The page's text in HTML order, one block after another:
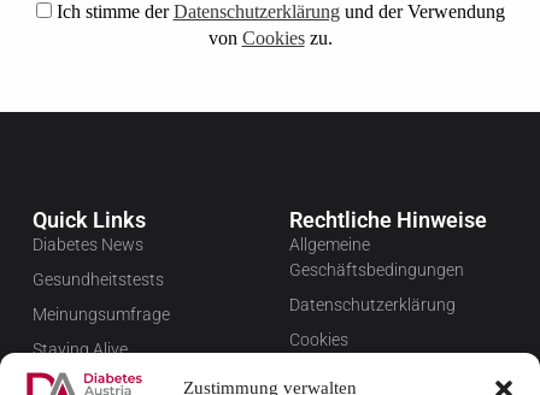
Zustimmung verwalten
Ich stimme derDatenschutzerklärungund der Verwendung
von Cookieszu.
Quick Links
Diabetes News
Gesundheitstests
Meinungsumfrage
Staying Alive
Favoriten
Rechtliche Hinweise
Allgemeine
Geschäftsbedingungen
Datenschutzerklärung
Cookies